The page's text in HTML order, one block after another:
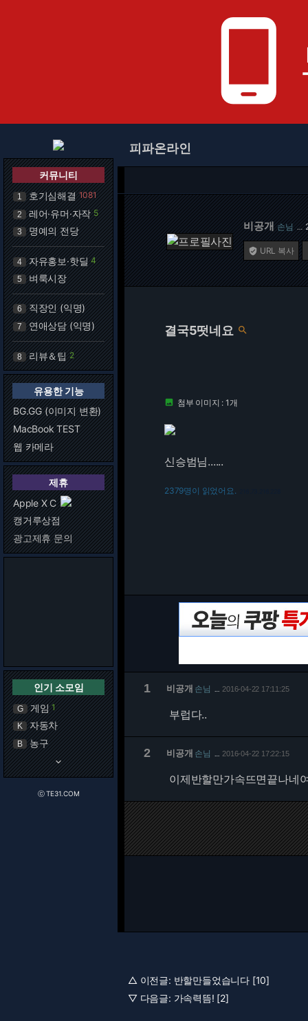
phone_android
커뮤니티
1 호기심해결 1081
2 레어·유머·자작 5
3 명예의 전당
4 자유홍보·핫딜 4
5 벼룩시장
6 직장인 (익명)
7 연애상담 (익명)
8 리뷰＆팁 2
유용한 기능
BG.GG (이미지 변환)
MacBook TEST
웹 카메라
제휴
Apple X C
캥거루상점
광고제휴 문의
인기 소모임
G 게임 1
K 자동차
B 농구
keyboard_arrow_down
ⓒ TE31.COM
피파온라인
비공개 손님 …
 URL 복사
결국5떳네요 
 첨부 이미지 : 1개
신승범님......
2379명이 읽었어요.
1 비공개 손님 2016-04-22 17:11:25
부럽다..
2 비공개 손님 2016-04-22 17:22:15
이제반할만가속뜨면끝나네
△ 이전글: 반할만들었습니다 [10]
▽ 다음글: 가속력뜸! [2]